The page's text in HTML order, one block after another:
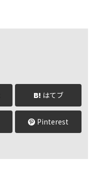
はてブ
Pinterest